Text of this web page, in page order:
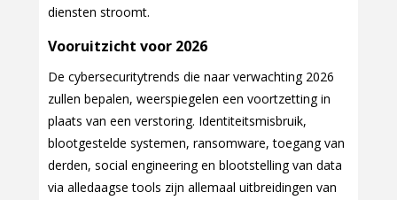
diensten stroomt.
Vooruitzicht voor 2026
De cybersecuritytrends die naar verwachting 2026
zullen bepalen, weerspiegelen een voortzetting in
plaats van een verstoring. Identiteitsmisbruik,
blootgestelde systemen, ransomware, toegang van
derden, social engineering en blootstelling van data
via alledaagse tools zijn allemaal uitbreidingen van